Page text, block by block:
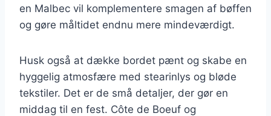
en Malbec vil komplementere smagen af bøffen
og gøre måltidet endnu mere mindeværdigt.
Husk også at dække bordet pænt og skabe en
hyggelig atmosfære med stearinlys og bløde
tekstiler. Det er de små detaljer, der gør en
middag til en fest. Côte de Boeuf og